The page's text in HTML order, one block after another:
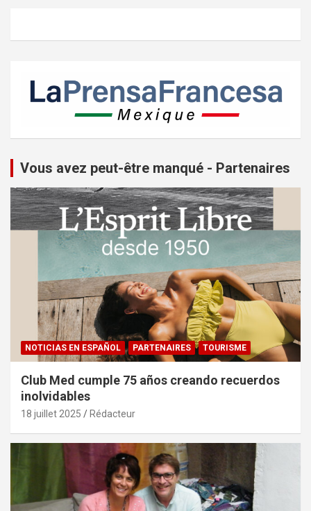
Vous avez peut-être manqué - Partenaires
NOTICIAS EN ESPAÑOL PARTENAIRES TOURISME
Club Med cumple 75 años creando recuerdos
inolvidables
18 juillet 2025 Rédacteur